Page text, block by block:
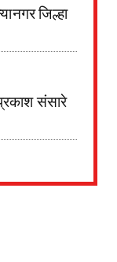
जिल्हा
संसारे
चोथे यांचे